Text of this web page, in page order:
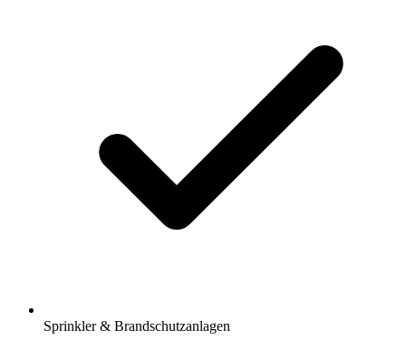
Sprinkler & Brandschutzanlagen